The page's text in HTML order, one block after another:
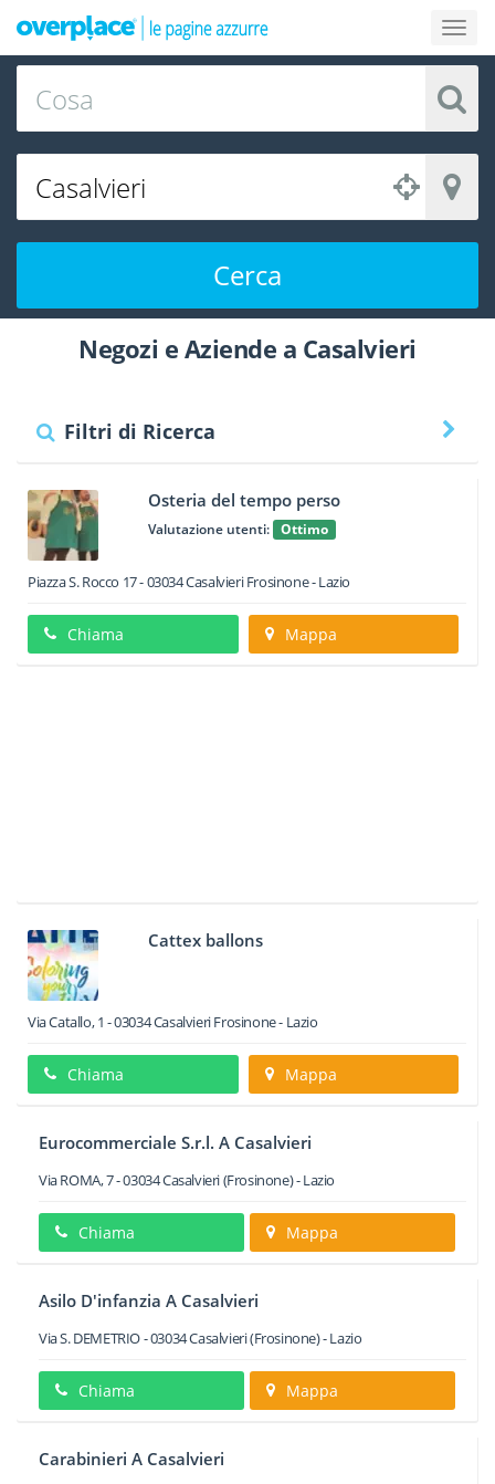
Cerca
Negozi e Aziende a Casalvieri
Filtri di Ricerca
Osteria del tempo perso
Valutazione utenti: Ottimo
Piazza S. Rocco 17-03034CasalvieriFrosinone -Lazio
Chiama Mappa
Cattex ballons
Via Catallo, 1 -03034CasalvieriFrosinone - Lazio
Chiama Mappa
Eurocommerciale S.r.l. A Casalvieri
Via ROMA, 7-03034Casalvieri(Frosinone) -Lazio
Chiama Mappa
Asilo D'infanzia A Casalvieri
Via S. DEMETRIO-03034Casalvieri(Frosinone) -Lazio
Chiama Mappa
Carabinieri A Casalvieri